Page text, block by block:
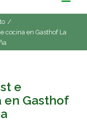
/
cocina en Gasthof La
e
en Gasthof